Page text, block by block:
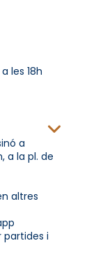
les 18h
a
a la pl. de
altres
partides i